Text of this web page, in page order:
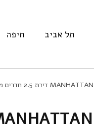
תל אביב חיפה